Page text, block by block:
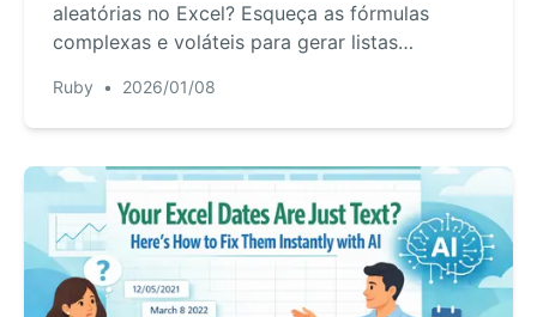
aleatórias no Excel? Esqueça as fórmulas
complexas e voláteis para gerar listas
lida com ordenação e agrupamento aleatórios
para planejamento de eventos ou atribuição de
de chat.
Ruby • 2026/01/08